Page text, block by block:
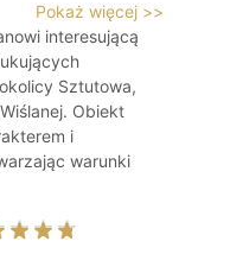
Pokaż więcej >>
interesującą
Sztutowa,
Obiekt
i
warunki